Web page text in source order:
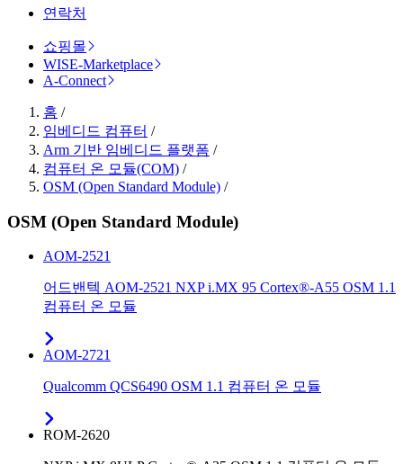
연락처
쇼핑몰
WISE-Marketplace
A-Connect
홈 /
임베디드 컴퓨터 /
Arm 기반 임베디드 플랫폼 /
컴퓨터 온 모듈(COM) /
OSM (Open Standard Module) /
OSM (Open Standard Module)
AOM-2521
어드밴텍 AOM-2521 NXP i.MX 95 Cortex®-A55 OSM 1.1
컴퓨터 온 모듈
AOM-2721
Qualcomm QCS6490 OSM 1.1 컴퓨터 온 모듈
ROM-2620